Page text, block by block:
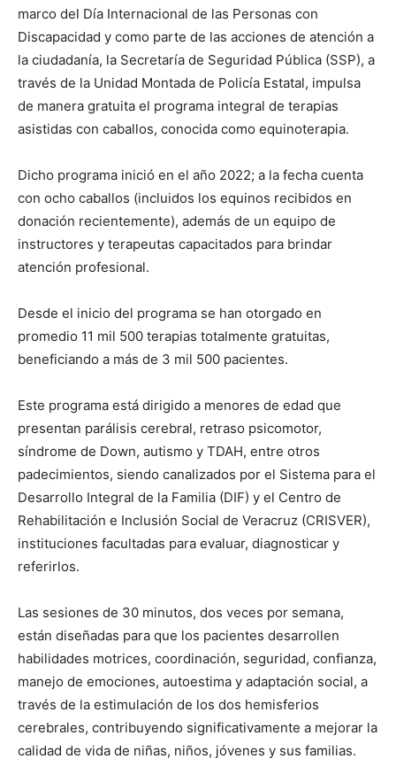
marco del Día Internacional de las Personas con
Discapacidad y como parte de las acciones de atención a
la ciudadanía, la Secretaría de Seguridad Pública (SSP), a
través de la Unidad Montada de Policía Estatal, impulsa
de manera gratuita el programa integral de terapias
asistidas con caballos, conocida como equinoterapia.
Dicho programa inició en el año 2022; a la fecha cuenta
con ocho caballos (incluidos los equinos recibidos en
donación recientemente), además de un equipo de
instructores y terapeutas capacitados para brindar
atención profesional.
Desde el inicio del programa se han otorgado en
promedio 11 mil 500 terapias totalmente gratuitas,
beneficiando a más de 3 mil 500 pacientes.
Este programa está dirigido a menores de edad que
presentan parálisis cerebral, retraso psicomotor,
síndrome de Down, autismo y TDAH, entre otros
padecimientos, siendo canalizados por el Sistema para el
Desarrollo Integral de la Familia (DIF) y el Centro de
Rehabilitación e Inclusión Social de Veracruz (CRISVER),
instituciones facultadas para evaluar, diagnosticar y
referirlos.
Las sesiones de 30 minutos, dos veces por semana,
están diseñadas para que los pacientes desarrollen
habilidades motrices, coordinación, seguridad, confianza,
manejo de emociones, autoestima y adaptación social, a
través de la estimulación de los dos hemisferios
cerebrales, contribuyendo significativamente a mejorar la
calidad de vida de niñas, niños, jóvenes y sus familias.